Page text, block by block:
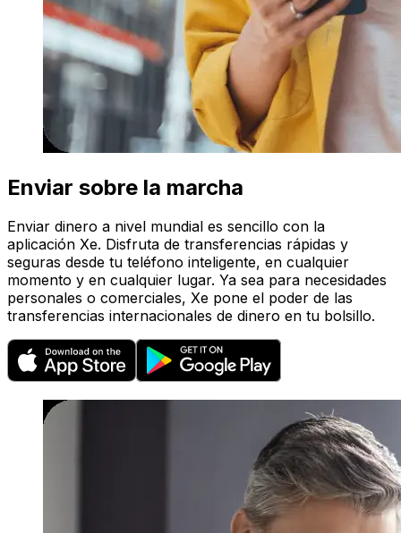
Enviar sobre la marcha
Enviar dinero a nivel mundial es sencillo con la
aplicación Xe. Disfruta de transferencias rápidas y
seguras desde tu teléfono inteligente, en cualquier
momento y en cualquier lugar. Ya sea para necesidades
personales o comerciales, Xe pone el poder de las
transferencias internacionales de dinero en tu bolsillo.